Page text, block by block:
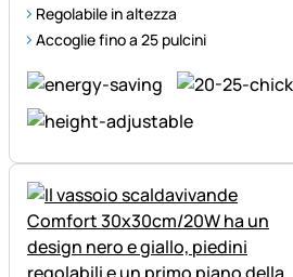
Regolabile in altezza
Accoglie fino a 25 pulcini